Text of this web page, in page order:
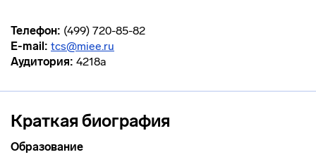
Телефон: (499) 720-85-82
E-mail: tcs@miee.ru
Аудитория: 4218а
Краткая биография
Образование